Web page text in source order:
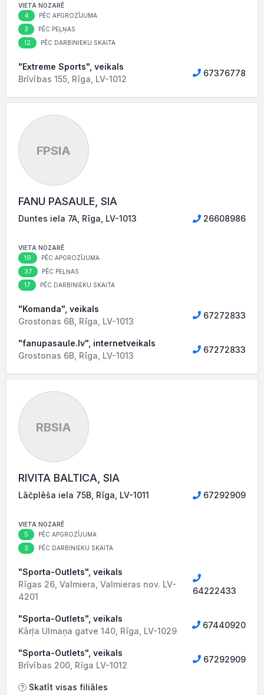
VIETA NOZARĒ
4 PĒC APGROZĪJUMA
3 PĒC PEĻŅAS
12 PĒC DARBINIEKU SKAITA
"Extreme Sports", veikals
Brīvības 155, Rīga, LV-1012
67376778
FPSIA
FANU PASAULE, SIA
Duntes iela 7A, Rīga, LV-1013 26608986
VIETA NOZARĒ
19 PĒC APGROZĪJUMA
37 PĒC PEĻŅAS
17 PĒC DARBINIEKU SKAITA
"Komanda", veikals
Grostonas 6B, Rīga, LV-1013
67272833
"fanupasaule.lv", internetveikals
Grostonas 6B, Rīga, LV-1013
67272833
RBSIA
RIVITA BALTICA, SIA
Lāčplēša iela 75B, Rīga, LV-1011 67292909
VIETA NOZARĒ
5 PĒC APGROZĪJUMA
3 PĒC DARBINIEKU SKAITA
"Sporta-Outlets", veikals
Rīgas 26, Valmiera, Valmieras nov. LV-
4201
64222433
"Sporta-Outlets", veikals
Kārļa Ulmaņa gatve 140, Rīga, LV-1029
67440920
"Sporta-Outlets", veikals
Brīvības 200, Rīga LV-1012
67292909
Skatīt visas filiāles